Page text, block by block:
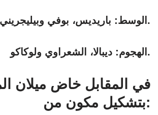
الوسط: باريديس، بوفي وبيليجريني.
الهجوم: ديبالا، الشعراوي ولوكاكو.
في المقابل خاض ميلان
بتشكيل مكون من: